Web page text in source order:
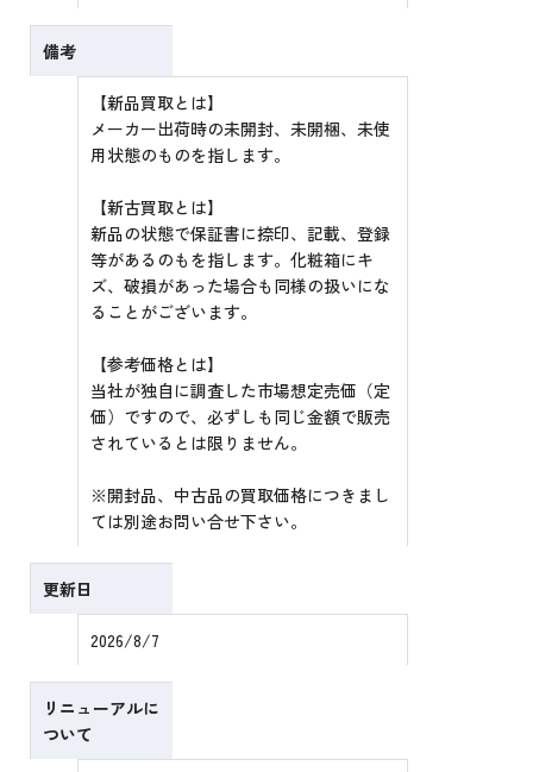
備考
【新品買取とは】
メーカー出荷時の未開封、未開梱、未使
用状態のものを指します。
【新古買取とは】
新品の状態で保証書に捺印、記載、登録
等があるのもを指します。化粧箱にキ
ズ、破損があった場合も同様の扱いにな
ることがございます。
【参考価格とは】
当社が独自に調査した市場想定売価（定
価）ですので、必ずしも同じ金額で販売
されているとは限りません。
※開封品、中古品の買取価格につきまし
ては別途お問い合せ下さい。
更新日
2026/8/7
リニューアルに
ついて